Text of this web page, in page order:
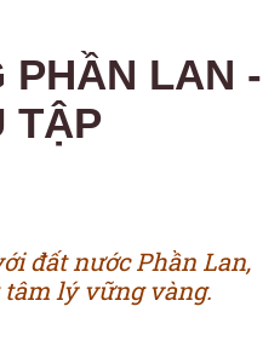
PHẦN LAN -
TẬP
đất nước Phần Lan,
lý vững vàng.